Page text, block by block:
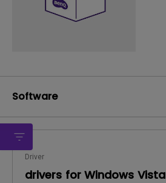
Software
Driver
drivers for Windows Vista